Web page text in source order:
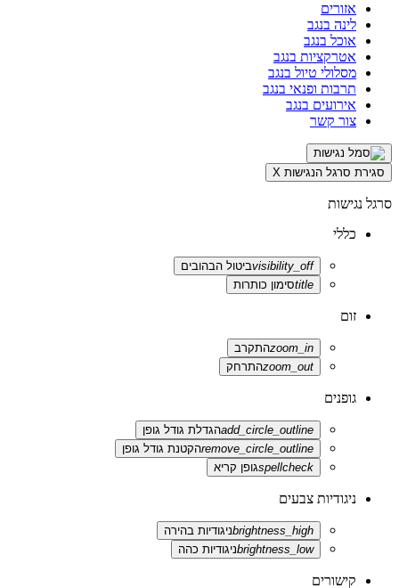
אזורים
לינה בנגב
אוכל בנגב
אטרקציות בנגב
מסלולי טיול בנגב
תרבות ופנאי בנגב
אירועים בנגב
צור קשר
סגירת סרגל הנגישות X
סרגל נגישות
כללי
visibility_offביטול הבהובים
titleסימון כותרות
זום
zoom_inהתקרב
zoom_outהתרחק
גופנים
add_circle_outlineהגדלת גודל גופן
remove_circle_outlineהקטנת גודל גופן
spellcheckגופן קריא
ניגודיות צבעים
brightness_highניגודיות בהירה
brightness_lowניגודיות כהה
קישורים